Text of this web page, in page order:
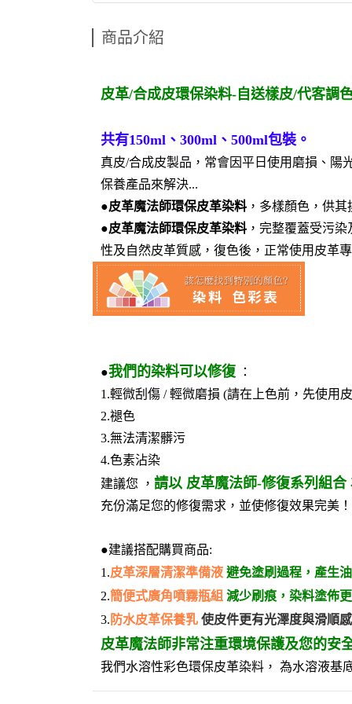
商品介紹
皮革/合成皮環保染料-自送樣皮/代客調
共有150ml、300ml、500ml包裝。
真皮/合成皮製品，常會因平日使用磨損、陽
保養產品來解決...
●皮革魔法師環保皮革染料 ，多樣顏色，供
●皮革魔法師環保皮革染料 ，完整覆蓋受污
性及自然皮革質感，復色後，正常使用皮革
●我們的染料可以修復 ：
1.輕微刮傷 / 輕微磨損 (請在上色前，先使用
2.褪色
3.無法清潔髒污
4.色素沾染
建議您 ， 請以 皮革魔法師-修復系列組合
充份滿足您的修復需求，並使修復效果完美！
●建議搭配購買商品:
1.皮革深層清潔準備液 避免塗刷過程，產生
2.簡便式廣角噴霧瓶組 減少刷痕，染料塗佈
3. 防水皮革保養乳 使皮件更有光澤度與滑順
皮革魔法師非常注重環境保護及您的安
我們水溶性彩色環保皮革染料， 為水溶液基